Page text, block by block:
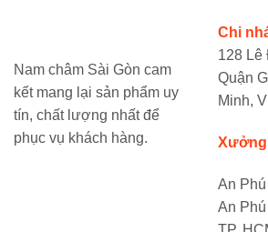
Nam châm Sài Gòn cam
kết mang lại sản phẩm uy
tín, chất lượng nhất để
phục vụ khách hàng.
Chi
128 Lê
Quận
Minh,
Xưởng
An
An